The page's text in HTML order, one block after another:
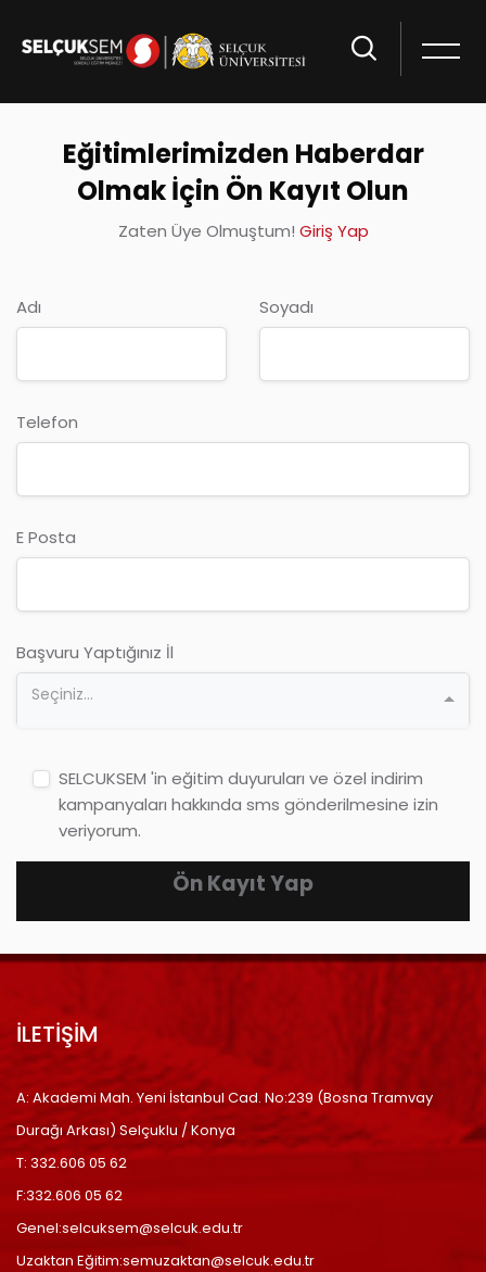
Eğitimlerimizden Haberdar
Olmak İçin Ön Kayıt Olun
Zaten Üye Olmuştum! Giriş Yap
Adı Soyadı
Telefon
E Posta
Başvuru Yaptığınız İl
Seçiniz...
SELCUKSEM 'in eğitim duyuruları ve özel indirim
kampanyaları hakkında sms gönderilmesine izin
veriyorum.
Ön Kayıt Yap
İLETİŞİM
A: Akademi Mah. Yeni İstanbul Cad. No:239 (Bosna Tramvay
Durağı Arkası) Selçuklu / Konya
T: 332.606 05 62
F:332.606 05 62
Genel:selcuksem@selcuk.edu.tr
Uzaktan Eğitim:semuzaktan@selcuk.edu.tr